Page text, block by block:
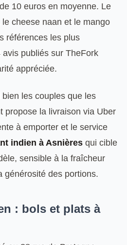
10 euros en moyenne. Le
cheese naan et le mango
références les plus
publiés sur TheFork
appréciée.
les couples que les
propose la livraison via Uber
à emporter et le service
indien à Asnières qui cible
sensible à la fraîcheur
générosité des portions.
: bols et plats à